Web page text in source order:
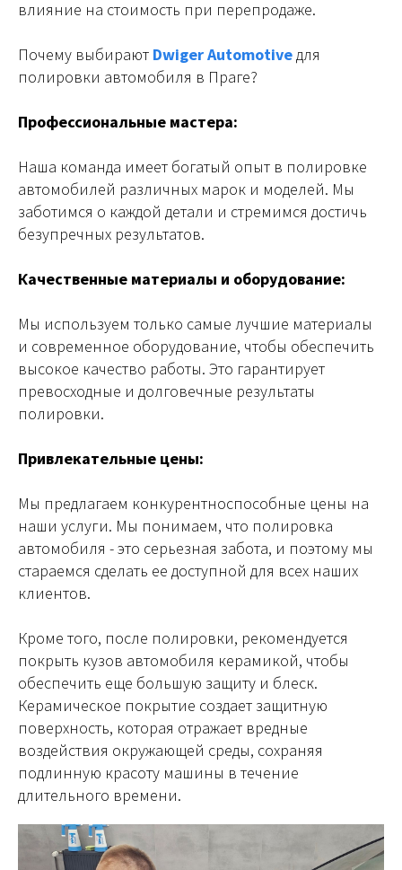
влияние на стоимость при перепродаже.
Почему выбирают Dwiger Automotiveдля
полировки автомобиля в Праге?
Профессиональные мастера:
Наша команда имеет богатый опыт в полировке
автомобилей различных марок и моделей. Мы
заботимся о каждой детали и стремимся достичь
безупречных результатов.
Качественные материалы и оборудование:
Мы используем только самые лучшие материалы
и современное оборудование, чтобы обеспечить
высокое качество работы. Это гарантирует
превосходные и долговечные результаты
полировки.
Привлекательные цены:
Мы предлагаем конкурентноспособные цены на
наши услуги. Мы понимаем, что полировка
автомобиля - это серьезная забота, и поэтому мы
стараемся сделать ее доступной для всех наших
клиентов.
Кроме того, после полировки, рекомендуется
покрыть кузов автомобиля керамикой, чтобы
обеспечить еще большую защиту и блеск.
Керамическое покрытие создает защитную
поверхность, которая отражает вредные
воздействия окружающей среды, сохраняя
подлинную красоту машины в течение
длительного времени.